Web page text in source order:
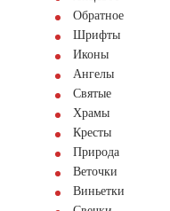
Обратное
Шрифты
Иконы
Ангелы
Святые
Храмы
Кресты
Природа
Веточки
Виньетки